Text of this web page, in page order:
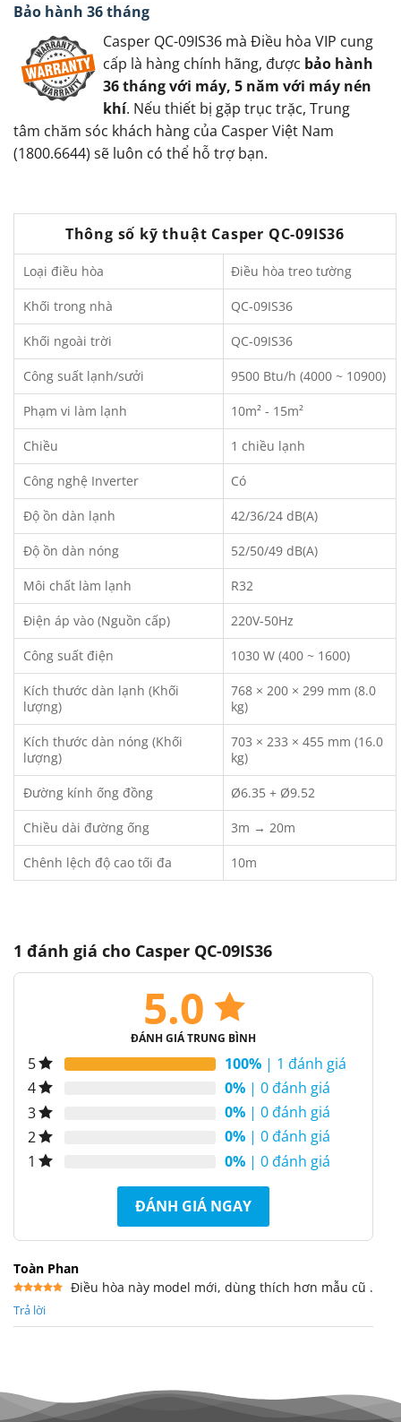
Bảo hành 36 tháng
Casper QC-09IS36 mà Điều hòa VIP cung
cấp là hàng chính hãng, được bảo hành
36 tháng với máy, 5 năm với máy nén
khí. Nếu thiết bị gặp trục trặc, Trung
tâm chăm sóc khách hàng của Casper Việt Nam
(1800.6644) sẽ luôn có thể hỗ trợ bạn.
Thông số kỹ thuật Casper QC-09IS36
Loại điều hòa Điều hòa treo tường
Khối trong nhà QC-09IS36
Khối ngoài trời QC-09IS36
Công suất lạnh/sưởi 9500 Btu/h (4000 ~ 10900)
Phạm vi làm lạnh 10m² - 15m²
Chiều 1 chiều lạnh
Công nghệ Inverter Có
Độ ồn dàn lạnh 42/36/24 dB(A)
Độ ồn dàn nóng 52/50/49 dB(A)
Môi chất làm lạnh R32
Điện áp vào (Nguồn cấp) 220V-50Hz
Công suất điện 1030 W (400 ~ 1600)
Kích thước dàn lạnh (Khối
lượng)
768 × 200 × 299 mm (8.0
kg)
Kích thước dàn nóng (Khối
lượng)
703 × 233 × 455 mm (16.0
kg)
Đường kính ống đồng Ø6.35 + Ø9.52
Chiều dài đường ống 3m → 20m
Chênh lệch độ cao tối đa 10m
1 đánh giá cho Casper QC-09IS36
5.0
ĐÁNH GIÁ TRUNG BÌNH
5 100%| 1 đánh giá
4
0%| 0 đánh giá
3
0%| 0 đánh giá
2
0%| 0 đánh giá
1
0%| 0 đánh giá
ĐÁNH GIÁ NGAY
Toàn Phan
hạng5
Điều hòa này model mới, dùng thích hơn mẫu cũ .
Trả lời